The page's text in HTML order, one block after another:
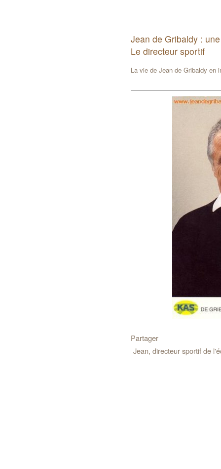
Jean de Gribaldy :
Le directeur sportif
La vie de Jean de Gribaldy en
Partager
Jean, directeur sportif de